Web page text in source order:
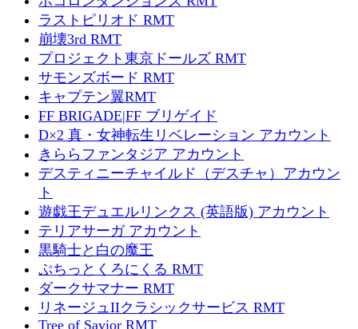
ラストピリオド RMT
崩壊3rd RMT
プロジェクト東京ドールズ RMT
サモンズボード RMT
キャプテン翼RMT
FF BRIGADE|FF ブリゲイド
D×2 真・女神転生リベレーション アカウント
きららファンタジア アカウント
デスティニーチャイルド（デスチャ）アカウン
ト
遊戯王デュエルリンクス (英語版) アカウント
テリアサーガ アカウント
黒騎士と白の魔王
ぷちっとくろにくる RMT
ダークサマナー RMT
リネージュIIクラシックサービス RMT
Tree of Savior RMT